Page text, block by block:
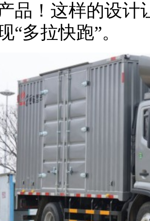
品！这样的设计
“多拉快跑”。